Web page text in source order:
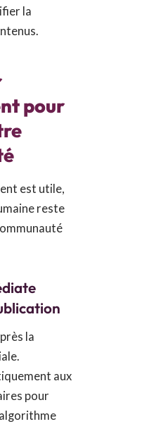
la
pour
est utile,
reste
la
aux
pour